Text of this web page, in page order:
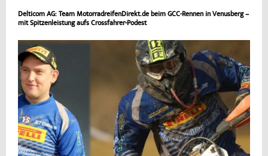
Delticom AG: Team MotorradreifenDirekt.de beim GCC-Rennen in Venusberg –
mit Spitzenleistung aufs Crossfahrer-Podest